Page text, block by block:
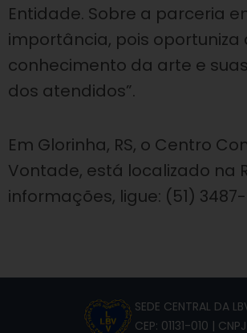
Entidade. Sobre a parceria
importância, pois
conhecimento da arte e
dos atendidos”.
Em Glorinha, RS, o Centro
Vontade, está localizado na
informações, ligue: (51)
SEDE CENTRAL DA
CEP: 01131-010 |